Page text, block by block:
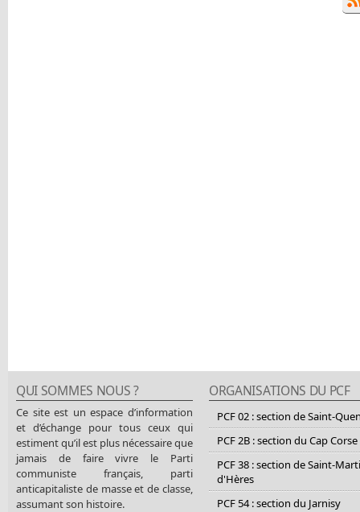
QUI SOMMES NOUS ?
Ce site est un espace d’information
et d’échange pour tous ceux qui
estiment qu’il est plus nécessaire que
jamais de faire vivre le Parti
communiste français, parti
anticapitaliste de masse et de classe,
assumant son histoire.
ORGANISATIONS DU PCF
PCF 02 : section de Saint-
PCF 2B : section du Cap Corse
PCF 38 : section de Saint-
d'Hères
PCF 54 : section du Jarnisy